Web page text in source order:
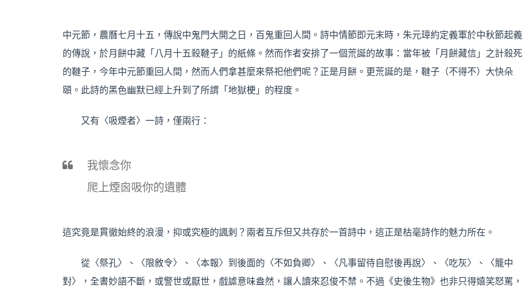
中元節，農曆七月十五，傳說中鬼門大開之日，百鬼重回人間。詩中情節即元末時，朱元璋約定義軍於中秋節起義
的傳說，於月餅中藏「八月十五殺韃子」的紙條。然而作者安排了一個荒誕的故事：當年被「月餅藏信」之計殺死
的韃子，今年中元節重回人間，然而人們拿甚麼來祭祀他們呢？正是月餅。更荒誕的是，韃子（不得不）大快朵
頤。此詩的黑色幽默已經上升到了所謂「地獄梗」的程度。
又有〈吸煙者〉一詩，僅兩行：
我懷念你
爬上煙囪吸你的遺體
這究竟是貫徹始終的浪漫，抑或究極的諷刺？兩者互斥但又共存於一首詩中，這正是枯毫詩作的魅力所在。
從〈祭孔〉、〈限敘令〉、〈本報〉到後面的〈不如負卿〉、〈凡事留待自慰後再說〉、〈吃灰〉、〈籠中
對〉，全書妙語不斷，或警世或厭世，戲謔意味盎然，讓人讀來忍俊不禁。不過《史後生物》也非只得嬉笑怒罵，